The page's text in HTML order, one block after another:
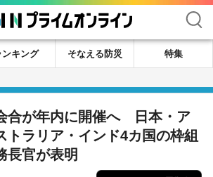
検索
ンキング そなえる防災
特集
合が年内に開催へ 日本・ア
トラリア・インド4カ国の枠組
官が表明